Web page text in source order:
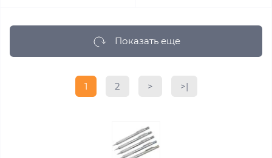
Показать еще
1 2 > >|